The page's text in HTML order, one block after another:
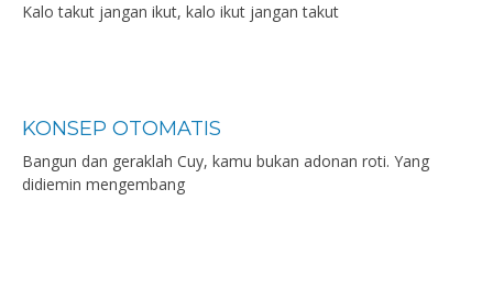
Kalo takut jangan ikut, kalo ikut jangan takut
KONSEP OTOMATIS
Bangun dan geraklah Cuy, kamu bukan adonan roti. Yang
didiemin mengembang